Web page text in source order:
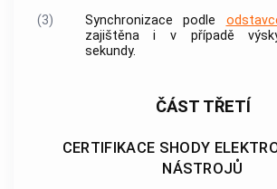
(3)
Synchronizace podle
zajištěna i v případě
sekundy.
ČÁST TŘETÍ
CERTIFIKACE SHODY
NÁSTROJŮ